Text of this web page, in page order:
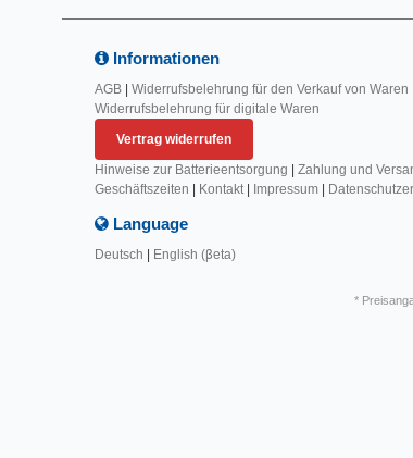
Informationen
AGB Widerrufsbelehrung für den Verkauf von Waren
Widerrufsbelehrung für digitale Waren
Vertrag widerrufen
Hinweise zur Batterieentsorgung
Zahlung und
Geschäftszeiten
Kontakt| Impressum
Language
Deutsch English (βeta)
*